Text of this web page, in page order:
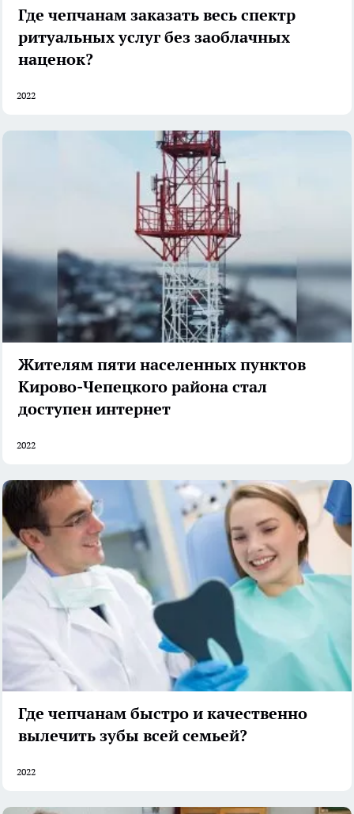
Где чепчанам заказать весь спектр
ритуальных услуг без заоблачных
наценок?
2022
Жителям пяти населенных пунктов
Кирово-Чепецкого района стал
доступен интернет
2022
Где чепчанам быстро и качественно
вылечить зубы всей семьей?
2022